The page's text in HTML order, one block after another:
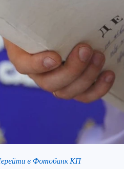
в Фотобанк КП